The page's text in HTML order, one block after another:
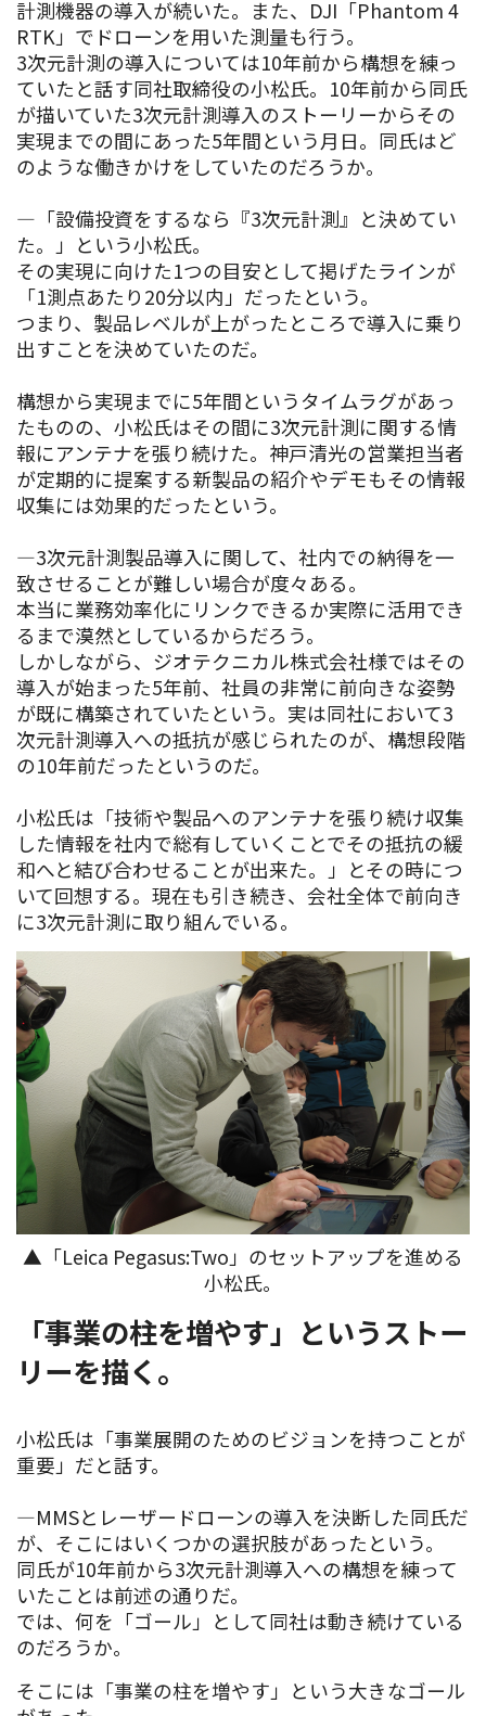
計測機器の導入が続いた。また、DJI「Phantom 4
RTK」でドローンを用いた測量も行う。
3次元計測の導入については10年前から構想を練っ
ていたと話す同社取締役の小松氏。10年前から同氏
が描いていた3次元計測導入のストーリーからその
実現までの間にあった5年間という月日。同氏はど
のような働きかけをしていたのだろうか。
—「設備投資をするなら『3次元計測』と決めてい
た。」という小松氏。
その実現に向けた1つの目安として掲げたラインが
「1測点あたり20分以内」だったという。
つまり、製品レベルが上がったところで導入に乗り
出すことを決めていたのだ。
構想から実現までに5年間というタイムラグがあっ
たものの、小松氏はその間に3次元計測に関する情
報にアンテナを張り続けた。神戸清光の営業担当者
が定期的に提案する新製品の紹介やデモもその情報
収集には効果的だったという。
―3次元計測製品導入に関して、社内での納得を一
致させることが難しい場合が度々ある。
本当に業務効率化にリンクできるか実際に活用でき
るまで漠然としているからだろう。
しかしながら、ジオテクニカル株式会社様ではその
導入が始まった5年前、社員の非常に前向きな姿勢
が既に構築されていたという。実は同社において3
次元計測導入への抵抗が感じられたのが、構想段階
の10年前だったというのだ。
小松氏は「技術や製品へのアンテナを張り続け収集
した情報を社内で総有していくことでその抵抗の緩
和へと結び合わせることが出来た。」とその時につ
いて回想する。現在も引き続き、会社全体で前向き
に3次元計測に取り組んでいる。
▲「Leica Pegasus:Two」のセットアップを進める
小松氏。
「事業の柱を増やす」というストー
リーを描く。
小松氏は「事業展開のためのビジョンを持つことが
重要」だと話す。
—MMSとレーザードローンの導入を決断した同氏だ
が、そこにはいくつかの選択肢があったという。
同氏が10年前から3次元計測導入への構想を練って
いたことは前述の通りだ。
では、何を「ゴール」として同社は動き続けている
のだろうか。
そこには「事業の柱を増やす」という大きなゴール